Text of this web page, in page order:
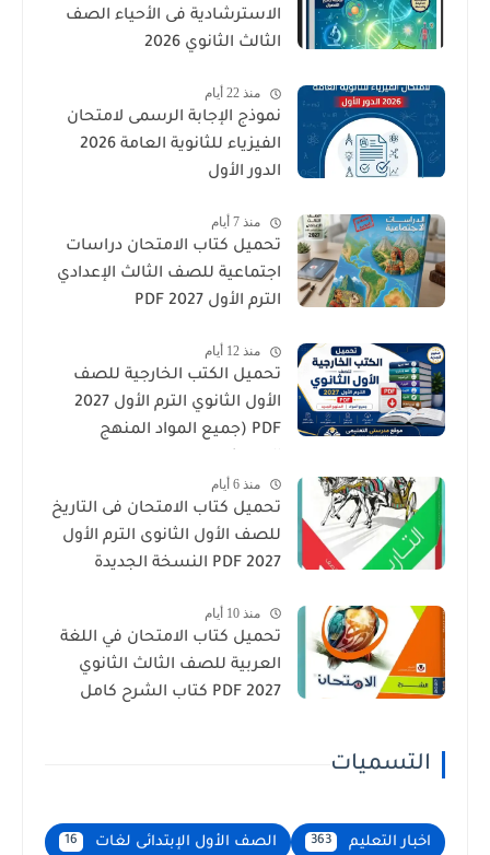
الاسترشادية فى الأحياء الصف
الثالث الثانوي 2026
منذ 22 أيام
نموذج الإجابة الرسمى لامتحان
الفيزياء للثانوية العامة 2026
الدور الأول
منذ 7 أيام
تحميل كتاب الامتحان دراسات
اجتماعية للصف الثالث الإعدادي
الترم الأول 2027 PDF
منذ 12 أيام
تحميل الكتب الخارجية للصف
الأول الثانوي الترم الأول 2027
PDF (جميع المواد المنهج
منذ 6 أيام
تحميل كتاب الامتحان فى التاريخ
للصف الأول الثانوى الترم الأول
2027 PDF النسخة الجديدة
منذ 10 أيام
تحميل كتاب الامتحان في اللغة
العربية للصف الثالث الثانوي
2027 PDF كتاب الشرح كامل
التسميات
اخبار التعليم 363 الصف الأول الإبتدائى لغات 16